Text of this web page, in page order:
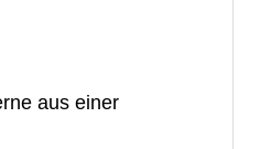
aus einer